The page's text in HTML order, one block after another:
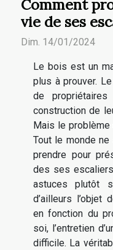
Comment
vie de ses
Dim. 14/01/2024
Le bois est un
plus à prouver.
de
construction de
Mais le
Tout le monde
prendre pour
des ses
astuces plutôt
d’ailleurs l’objet
en fonction du
soi, l’entretien
difficile. La